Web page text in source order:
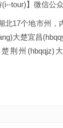
tour)】微信公
17个地市州，
大楚宜昌
荆州(hbqqjz)